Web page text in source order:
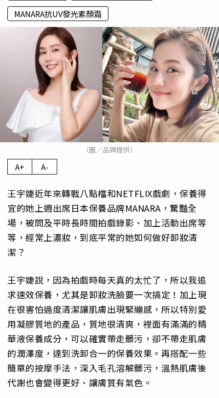
MANARA抗UV發光素顏霜
（圖／品牌提供）
A+ A-
王宇婕近年來轉戰八點檔和NETFLIX戲劇，保養得
宜的她上週出席日本保養品牌MANARA，驚豔全
場，被問及平時長時間拍戲錄影、加上活動出席等
等，經常上濃妝，到底平常的她如何做好卸妝清
潔？
王宇婕說，因為拍戲時每天真的太忙了，所以我追
求速效保養，尤其是卸妝洗臉要一次搞定！加上現
在很害怕過度清潔讓肌膚出現緊繃感，所以特別愛
用凝膠質地的產品，質地很清爽，裡面有滿滿的精
華液保養成分，可以確實帶走髒污，卻不帶走肌膚
的潤澤度，達到洗卸合一的保養效果。再搭配一些
簡單的按摩手法，深入毛孔溶解髒污，溫熱肌膚後
代謝也會變得更好、讓膚質有氣色。